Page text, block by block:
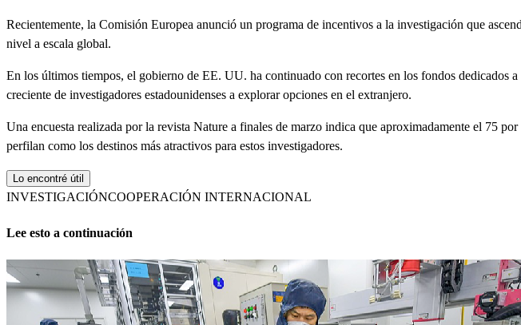
Recientemente, la Comisión Europea anunció un programa de incentivos a la investigación que
nivel a escala global.
En los últimos tiempos, el gobierno de EE. UU. ha continuado con recortes en los fondos dedicados
creciente de investigadores estadounidenses a explorar opciones en el extranjero.
Una encuesta realizada por la revista Nature a finales de marzo indica que aproximadamente el 75
perfilan como los destinos más atractivos para estos investigadores.
Lo encontré útil
INVESTIGACIÓNCOOPERACIÓN INTERNACIONAL
Lee esto a continuación